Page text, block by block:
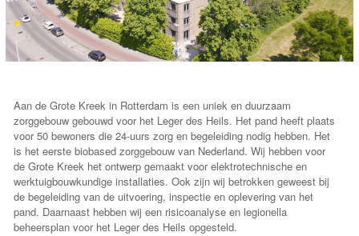
Aan de Grote Kreek in Rotterdam is een uniek en duurzaam
zorggebouw gebouwd voor het Leger des Heils. Het pand heeft plaats
voor 50 bewoners die 24-uurs zorg en begeleiding nodig hebben. Het
is het eerste biobased zorggebouw van Nederland. Wij hebben voor
de Grote Kreek het ontwerp gemaakt voor elektrotechnische en
werktuigbouwkundige installaties. Ook zijn wij betrokken geweest bij
de begeleiding van de uitvoering, inspectie en oplevering van het
pand. Daarnaast hebben wij een risicoanalyse en legionella
beheersplan voor het Leger des Heils opgesteld.